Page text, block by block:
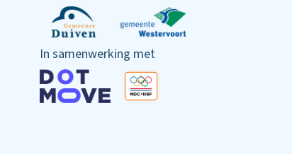
In samenwerking met